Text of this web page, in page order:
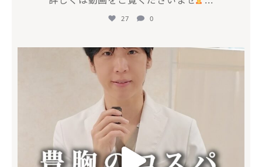
27 0
mycli.honda
6月 17